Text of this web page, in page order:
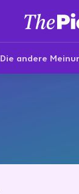
Die andere